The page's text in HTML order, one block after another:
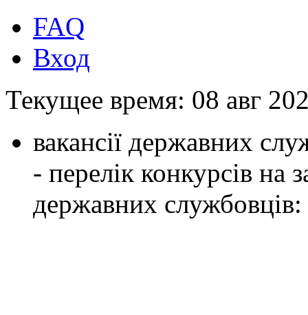
FAQ
Вход
Текущее время: 08 авг
вакансії державних
- перелік конкурсів на
державних службовців: